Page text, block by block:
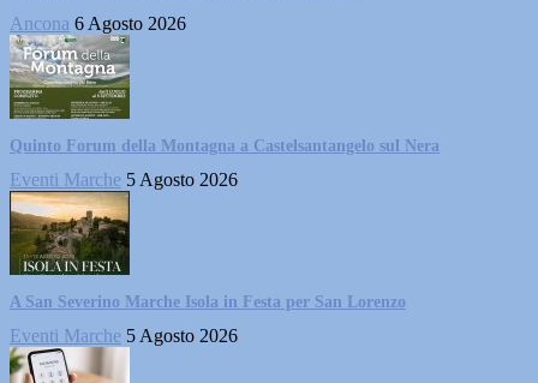
Ancona 6 Agosto 2026
Quinto Forum della Montagna a Castelsantangelo sul Nera
Eventi Marche 5 Agosto 2026
A San Severino Marche Isola in Festa per San Lorenzo
Eventi Marche 5 Agosto 2026